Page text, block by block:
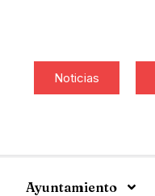
Noticias
Ayuntamiento